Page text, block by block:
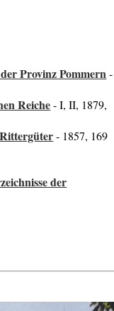
Provinz Pommern-
Reiche- I, II, 1879,
- 1857, 169
der